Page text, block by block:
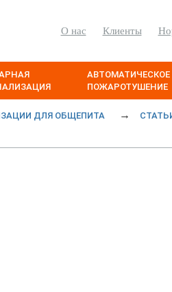
О нас Клиенты
АВТОМАТИЧЕСКОЕ
ПОЖАРОТУШЕНИЕ
ДЛЯ ОБЩЕПИТА